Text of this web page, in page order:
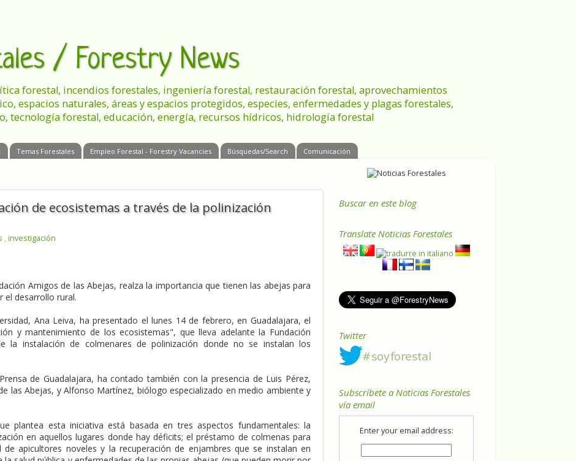
/ Forestry News
forestal, incendios forestales, ingeniería forestal, restauración forestal, aprovechamientos
espacios naturales, áreas y espacios protegidos, especies, enfermedades y plagas forestales,
tecnología forestal, educación, energía, recursos hídricos, hidrología forestal
Temas Forestales Empleo Forestal - Forestry Vacancies Búsquedas/Search Comunicación
de ecosistemas a través de la polinización
, investigación
Amigos de las Abejas, realza la importancia que tienen las abejas para
el desarrollo rural.
Ana Leiva, ha presentado el lunes 14 de febrero, en Guadalajara, el
y mantenimiento de los ecosistemas", que lleva adelante la Fundación
la instalación de colmenares de polinización donde no se instalan los
de Guadalajara, ha contado también con la presencia de Luis Pérez,
las Abejas, y Alfonso Martínez, biólogo especializado en medio ambiente y
plantea esta iniciativa está basada en tres aspectos fundamentales: la
en aquellos lugares donde hay déficits; el préstamo de colmenas para
apicultores noveles y la recuperación de enjambres que se instalan en
Buscar en este blog
Translate Noticias Forestales
Twitter
Subscríbete a Noticias Forestales
vía email
Enter your email address: